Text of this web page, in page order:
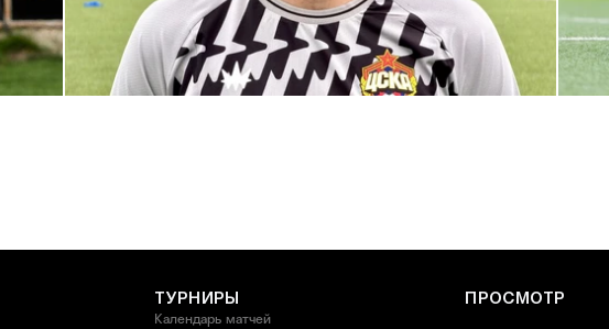
С возвращением в родной клуб, Антон Александрович!
27 ИЮЛЯ 2026 14:40
ЮФЛ:
ТУРНИРЫ
Календарь матчей
ПРОСМОТР